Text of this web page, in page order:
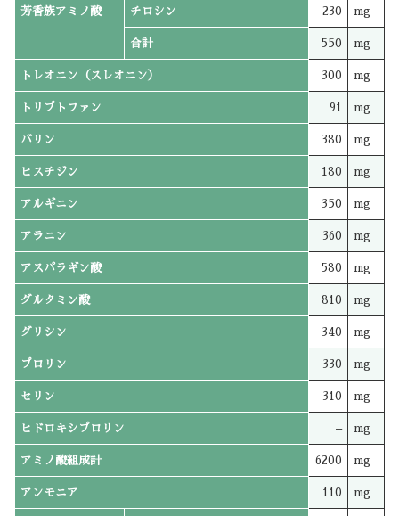
芳香族アミノ酸 チロシン 230 mg
合計 550 mg
トレオニン（スレオニン） 300 mg
トリプトファン 91 mg
バリン 380 mg
ヒスチジン 180 mg
アルギニン 350 mg
アラニン 360 mg
アスパラギン酸 580 mg
グルタミン酸 810 mg
グリシン 340 mg
プロリン 330 mg
セリン 310 mg
ヒドロキシプロリン – mg
アミノ酸組成計 6200 mg
アンモニア 110 mg